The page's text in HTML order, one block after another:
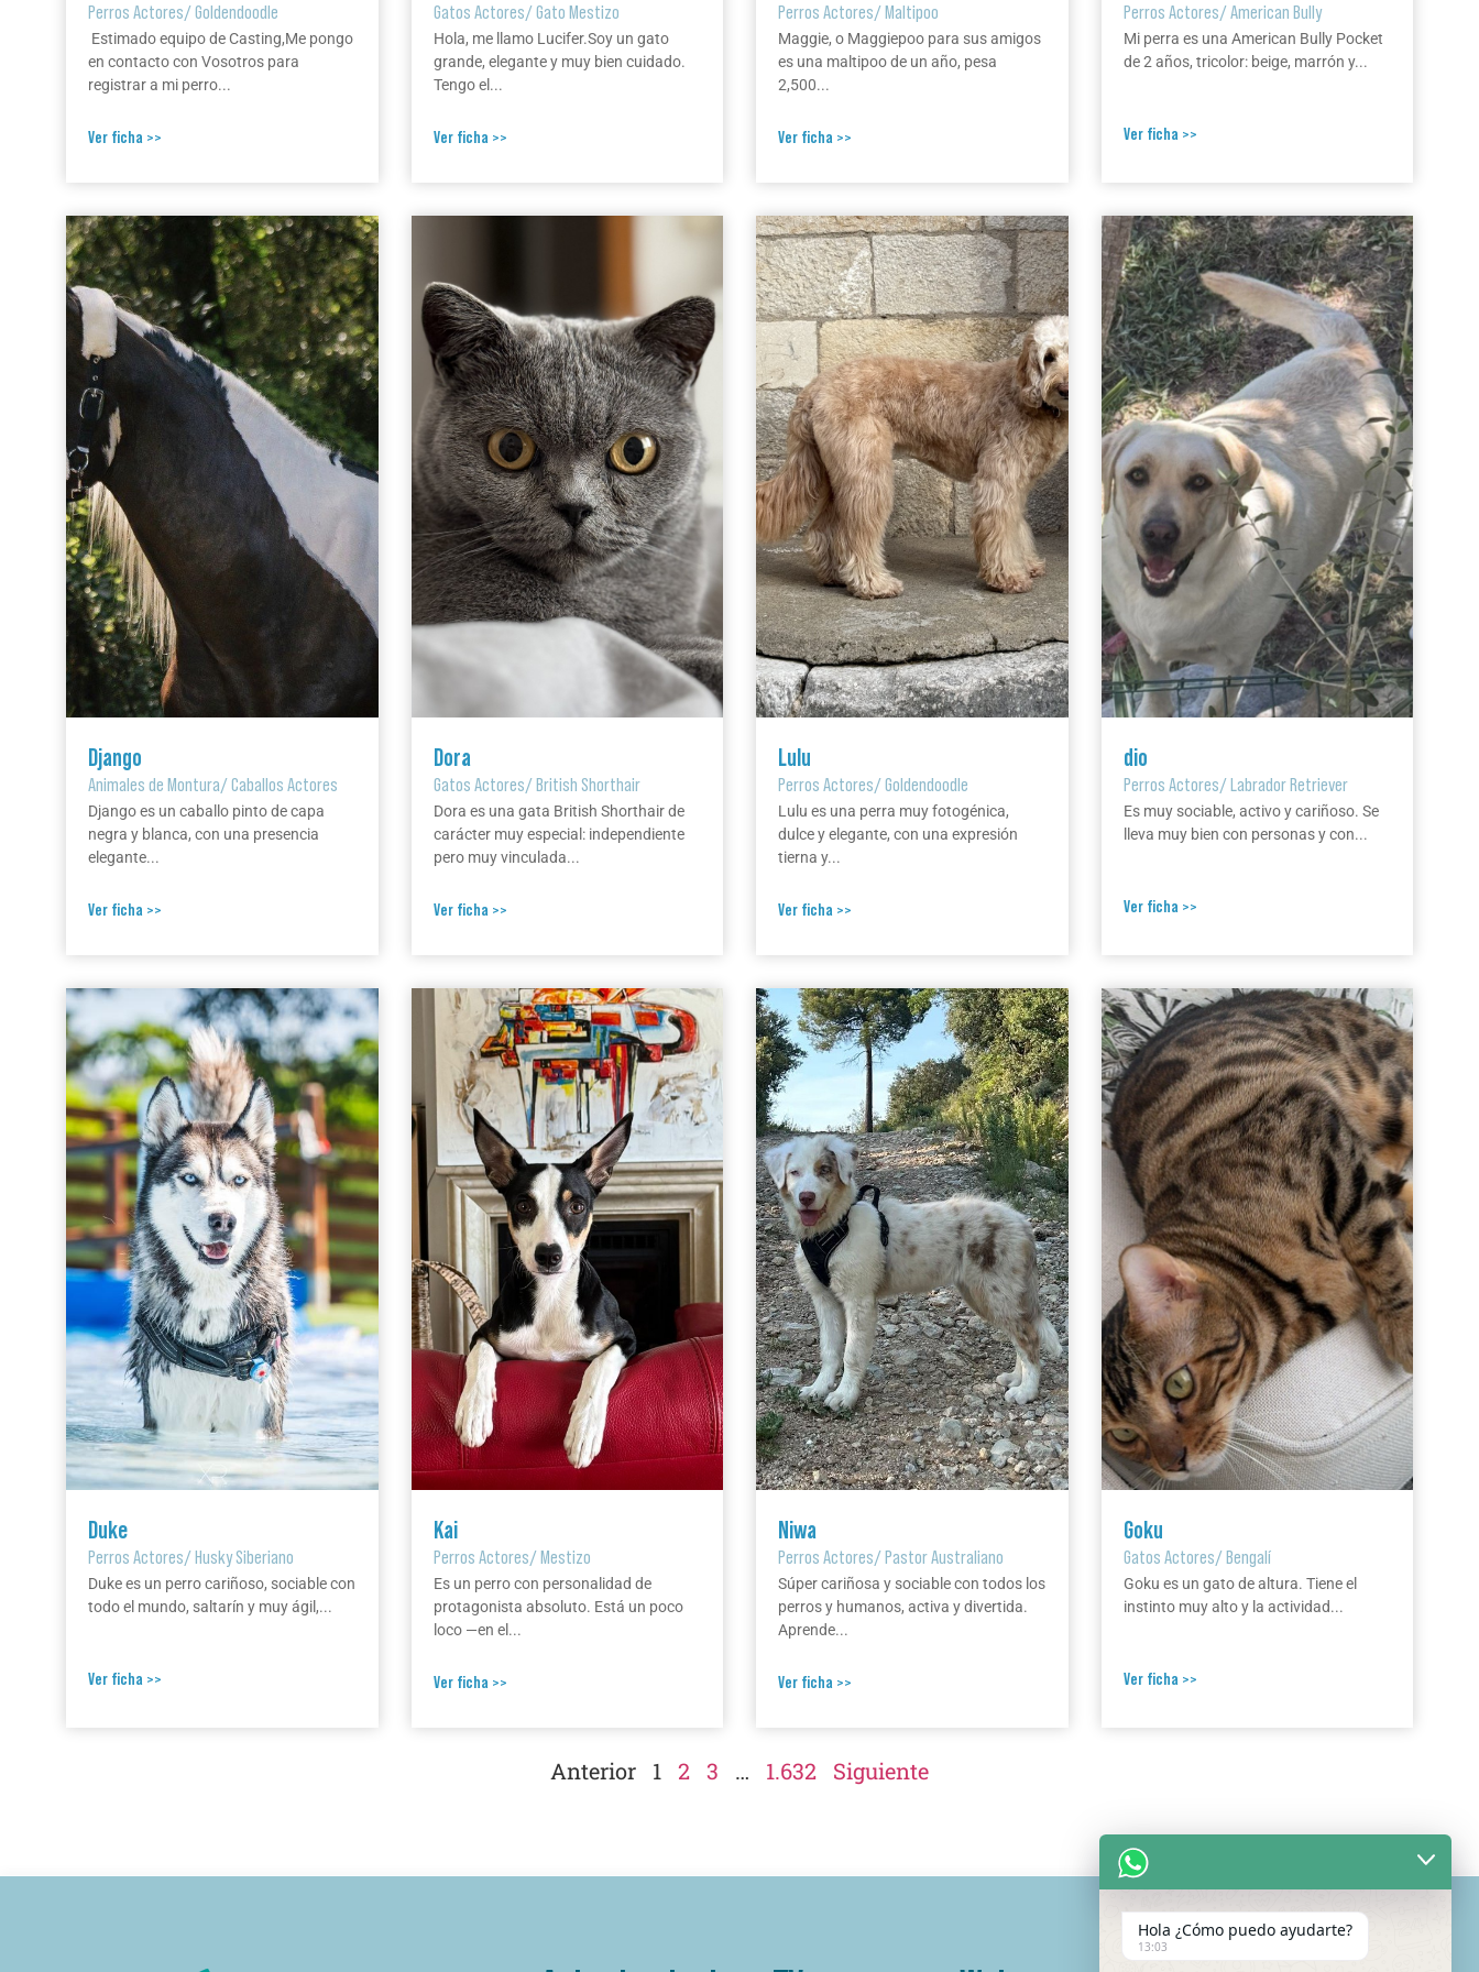
Perros Actores/Goldendoodle
Estimado equipo de Casting,Me pongo
en contacto con Vosotros para
registrar a mi perro...
Ver ficha >>
Gatos Actores/Gato Mestizo
Hola, me llamo Lucifer.Soy un gato
grande, elegante y muy bien cuidado.
Tengo el...
Ver ficha >>
Perros Actores/Maltipoo
Maggie, o Maggiepoo para sus amigos
es una maltipoo de un año, pesa
2,500...
Ver ficha >>
Perros Actores/American Bully
Mi perra es una American Bully Pocket
de 2 años, tricolor: beige, marrón y...
Ver ficha >>
Django
Animales de Montura/Caballos Actores
Django es un caballo pinto de capa
negra y blanca, con una presencia
elegante...
Ver ficha >>
Dora
Gatos Actores/British Shorthair
Dora es una gata British Shorthair de
carácter muy especial: independiente
pero muy vinculada...
Ver ficha >>
Lulu
Perros Actores/Goldendoodle
Lulu es una perra muy fotogénica,
dulce y elegante, con una expresión
tierna y...
Ver ficha >>
dio
Perros Actores/Labrador Retriever
Es muy sociable, activo y cariñoso. Se
lleva muy bien con personas y con...
Ver ficha >>
Duke
Perros Actores/Husky Siberiano
Duke es un perro cariñoso, sociable con
todo el mundo, saltarín y muy ágil,...
Ver ficha >>
Kai
Perros Actores/Mestizo
Es un perro con personalidad de
protagonista absoluto. Está un poco
loco —en el...
Ver ficha >>
Niwa
Perros Actores/Pastor Australiano
Súper cariñosa y sociable con todos los
perros y humanos, activa y divertida.
Aprende...
Ver ficha >>
Goku
Gatos Actores/Bengalí
Goku es un gato de altura. Tiene el
instinto muy alto y la actividad...
Ver ficha >>
Anterior 1 2 3 … 1.632 Siguiente
Hola ¿Cómo puedo ayudarte?
13:03